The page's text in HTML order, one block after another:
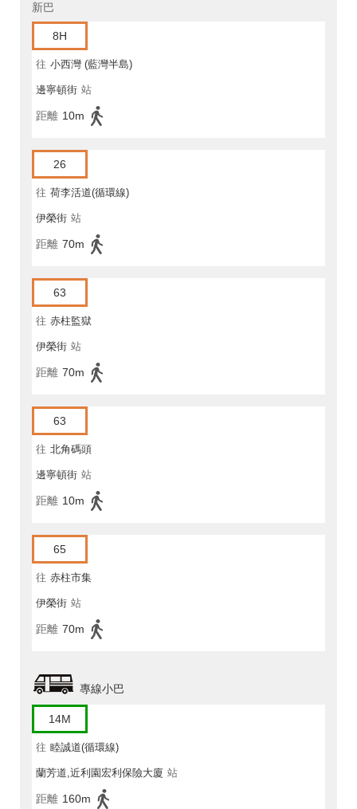
新巴
8H
往 小西灣 (藍灣半島)
邊寧頓街 站
距離 10m
26
往 荷李活道(循環線)
伊榮街 站
距離 70m
63
往 赤柱監獄
伊榮街 站
距離 70m
63
往 北角碼頭
邊寧頓街 站
距離 10m
65
往 赤柱市集
伊榮街 站
距離 70m
專線小巴
14M
往 睦誠道(循環線)
蘭芳道,近利園宏利保險大廈 站
距離 160m